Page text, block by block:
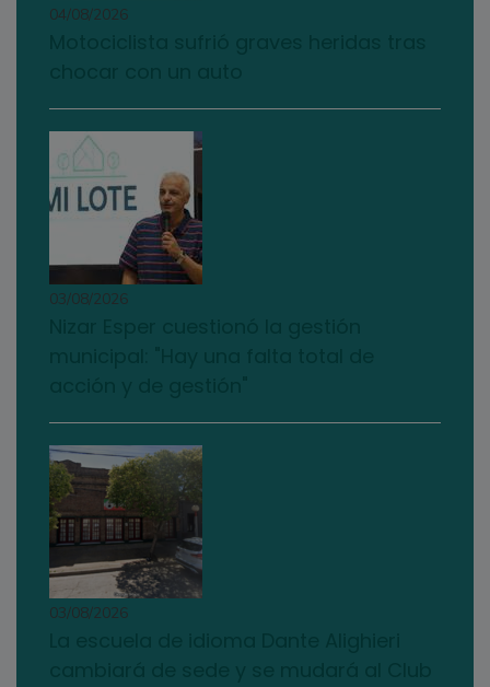
04/08/2026
03/08/2026
03/08/2026